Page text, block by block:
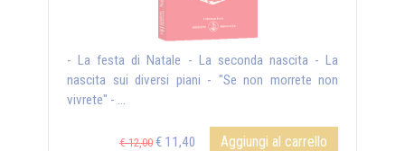
- La festa di Natale - La seconda nascita - La
nascita sui diversi piani - "Se non morrete non
vivrete" - ...
€ 12,00 € 11,40 Aggiungi al carrello